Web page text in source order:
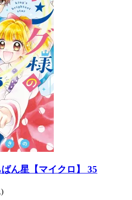
ん星【マイクロ】 35